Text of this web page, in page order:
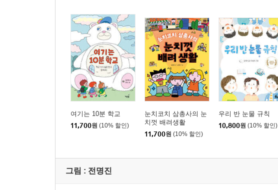
여기는 10분 학교
11,700원 (10% 할인)
눈치코치 삼총사의 눈
치껏 배려생활
11,700원 (10% 할인)
우리 반 눈물 규칙
10,800원 (10% 할인)
그림 : 전명진